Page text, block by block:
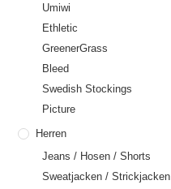
Umiwi
Ethletic
GreenerGrass
Bleed
Swedish Stockings
Picture
Herren
Jeans / Hosen / Shorts
Sweatjacken / Strickjacken